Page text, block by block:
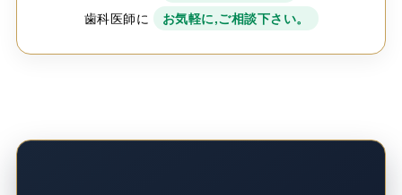
歯科医師に
お気軽に,ご相談下さい。